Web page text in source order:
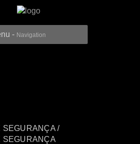
- Navigation
SEGURANÇA /
SEGURANÇA